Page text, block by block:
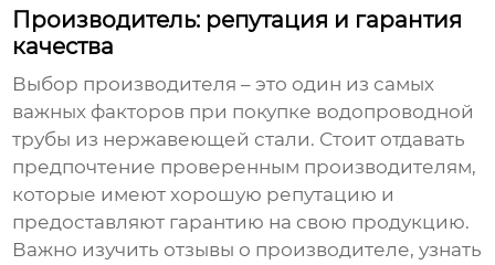
Производитель: репутация и гарантия
качества
Выбор производителя – это один из самых
важных факторов при покупке водопроводной
трубы из нержавеющей стали. Стоит отдавать
предпочтение проверенным производителям,
которые имеют хорошую репутацию и
предоставляют гарантию на свою продукцию.
Важно изучить отзывы о производителе, узнать